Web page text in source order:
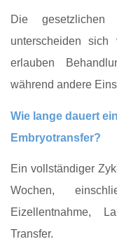
Die
unterscheiden
erlauben
während andere
Wie lange dauert
Embryotransfer?
Ein vollständiger
Wochen,
Eizellentnahme,
Transfer.